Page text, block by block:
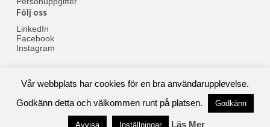
Följ oss
LinkedIn
Facebook
Instagram
Vår webbplats har cookies för en bra användarupplevelse.
Godkänn detta och välkommen runt på platsen.
Godkänn
Avvisa Inställningar Läs Mer